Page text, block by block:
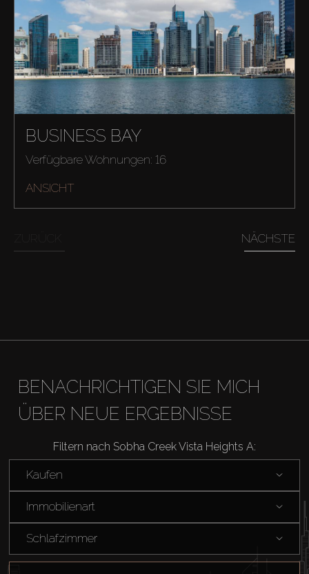
Kaufen
Miete
BUSINESS BAY
Verfügbare Wohnungen: 16
ANSICHT
NÄCHSTE
BENACHRICHTIGEN SIE MICH
ÜBER NEUE ERGEBNISSE
Filtern nach Sobha Creek Vista Heights A:
Kaufen
Immobilienart
Schlafzimmer